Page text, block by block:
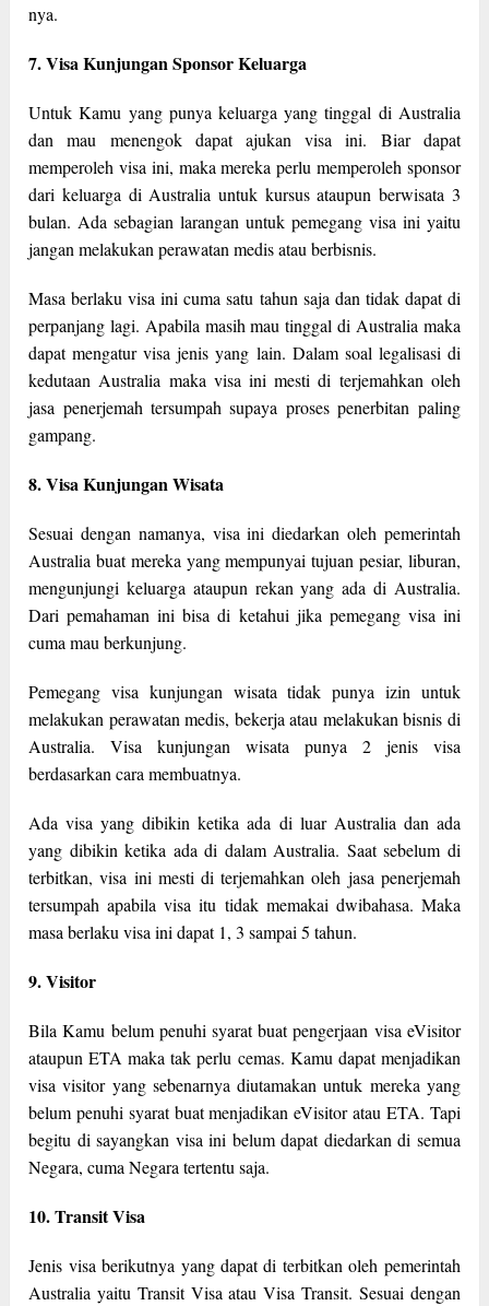
nya.
7. Visa Kunjungan Sponsor Keluarga
Untuk Kamu yang punya keluarga yang tinggal di Australia
dan mau menengok dapat ajukan visa ini. Biar dapat
memperoleh visa ini, maka mereka perlu memperoleh sponsor
dari keluarga di Australia untuk kursus ataupun berwisata 3
bulan. Ada sebagian larangan untuk pemegang visa ini yaitu
jangan melakukan perawatan medis atau berbisnis.
Masa berlaku visa ini cuma satu tahun saja dan tidak dapat di
perpanjang lagi. Apabila masih mau tinggal di Australia maka
dapat mengatur visa jenis yang lain. Dalam soal legalisasi di
kedutaan Australia maka visa ini mesti di terjemahkan oleh
jasa penerjemah tersumpah supaya proses penerbitan paling
gampang.
8. Visa Kunjungan Wisata
Sesuai dengan namanya, visa ini diedarkan oleh pemerintah
Australia buat mereka yang mempunyai tujuan pesiar, liburan,
mengunjungi keluarga ataupun rekan yang ada di Australia.
Dari pemahaman ini bisa di ketahui jika pemegang visa ini
cuma mau berkunjung.
Pemegang visa kunjungan wisata tidak punya izin untuk
melakukan perawatan medis, bekerja atau melakukan bisnis di
Australia. Visa kunjungan wisata punya 2 jenis visa
berdasarkan cara membuatnya.
Ada visa yang dibikin ketika ada di luar Australia dan ada
yang dibikin ketika ada di dalam Australia. Saat sebelum di
terbitkan, visa ini mesti di terjemahkan oleh jasa penerjemah
tersumpah apabila visa itu tidak memakai dwibahasa. Maka
masa berlaku visa ini dapat 1, 3 sampai 5 tahun.
9. Visitor
Bila Kamu belum penuhi syarat buat pengerjaan visa eVisitor
ataupun ETA maka tak perlu cemas. Kamu dapat menjadikan
visa visitor yang sebenarnya diutamakan untuk mereka yang
belum penuhi syarat buat menjadikan eVisitor atau ETA. Tapi
begitu di sayangkan visa ini belum dapat diedarkan di semua
Negara, cuma Negara tertentu saja.
10. Transit Visa
Jenis visa berikutnya yang dapat di terbitkan oleh pemerintah
Australia yaitu Transit Visa atau Visa Transit. Sesuai dengan